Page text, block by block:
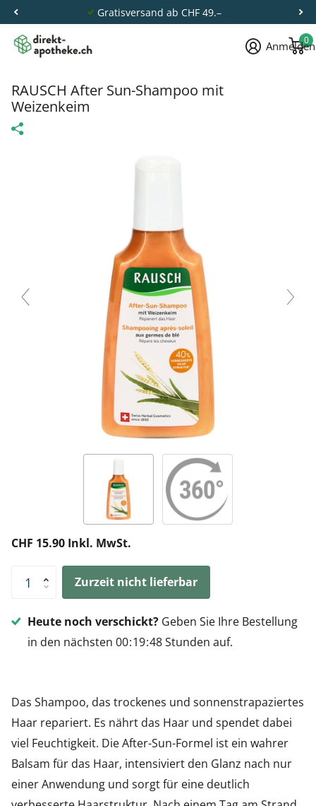
Gratisversand ab CHF 49.–
Anmelden
0
RAUSCH After Sun-Shampoo mit
Weizenkeim
CHF 15.90 Inkl. MwSt.
Zurzeit nicht lieferbar
Heute noch verschickt?Geben Sie Ihre Bestellung
in den nächsten 00 19 48Stunden auf.
Das Shampoo, das trockenes und sonnenstrapaziertes
Haar repariert. Es nährt das Haar und spendet dabei
viel Feuchtigkeit. Die After-Sun-Formel ist ein wahrer
Balsam für das Haar, intensiviert den Glanz nach nur
einer Anwendung und sorgt für eine deutlich